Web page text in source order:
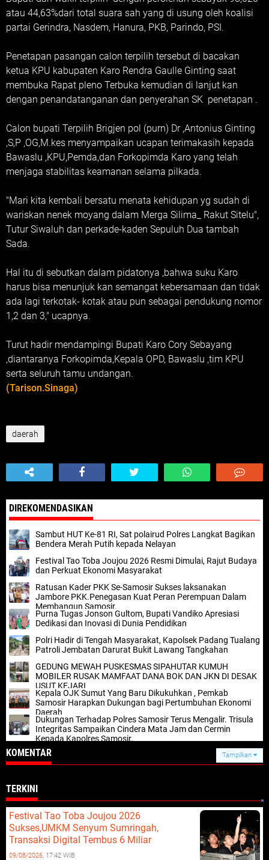
atau 44,63%dari total suara sah yang di usung oleh koalisi
partai Gerindra, Nasdem, Hanura, PKB, Parindo, PSI.
Penetapan pasangan calon terpilih tersebut di bacakan
ketua KPU kabupaten Karo Rendra Gaulle Ginting saat
membuka Rapat pleno Terbuka kemudian di lanjut kan
dengan penandatanganan dan penyerahan SK penetapan .
Calon bupati Terpilih Brigjen pol (purn) Dr ,Antonius Ginting
,S,P ,OG,M.kes menyampaikan ucapan terimakasih kepada
Bawaslu ,KPU,Pemda,dan Forkopimda Karo yang telah
menjaga stabilitas keamanan selama pilkada.
"Mari kita kembali bersatu menata kehidupan yg sudah di
wariskan nenek moyang dalam Merga Silima_ Rakut Sitelu",
Tutur Siwaluh dan perkade-kaden Sepuluh Dua tambah
Sada.
Hal itu di sebutkan dalam pidatonya ,bahwa suku Karo
harus bisa menunjuk kan semangat kebersamaan dan tidak
ada lagi terkotak- kotak atau pun sebagai pendukung nomor
1,2 dan 3," ucapnya.
Turut hadir mendampingi Bupati Karo Cory Sebayang
,diantaranya Forkopimda,Kepala OPD, Bawaslu ,tim KPU
serta seluruh tamu undangan.
(Tarison.Sinaga)
daerah
DIREKOMENDASIKAN
Sambut HUT Ke-81 RI, Sat polairud Polres Langkat Bagikan
Bendera Merah Putih kepada Nelayan
Festival Tao Toba Joujou 2026 Resmi Dimulai, Rajut Budaya
dan Perkuat Ekonomi Masyarakat
Ratusan Kader PKK Se-Samosir Sukses laksanakan
Jambore PKK.Penegasan Kuat Peran Perempuan Dalam
Membangun Samosir.
Purna Tugas Jonson Gultom, Bupati Vandiko Apresiasi
Dedikasi dan Inovasi di Dunia Pendidikan
Polri Hadir di Tengah Masyarakat, Kapolsek Padang Tualang
Patroli Jembatan Darurat Bukit Lawang Tangkahan
GEDUNG MEWAH PUSKESMAS SIPAHUTAR KUMUH
MOBILER RUSAK MAMFAAT DANA BOK DAN JKN DI DESAK
USUT KEJARI
Kepala OJK Sumut Yang Baru Dikukuhkan , Pemkab
Samosir Harapkan Dukungan bagi Pertumbuhan Ekonomi
Daerah
Dukungan Terhadap Polres Samosir Terus Mengalir. Trisula
Integritas Sampaikan Cindera Mata Jam dan Cermin
Kepada Kapolres Samosir.
KOMENTAR Tampilkan
TERKINI
Festival Tao Toba Joujou 2026
Sukses,UMKM Senyum Sumringah,
Transaksi Digital Tembus 6 Miliar
09/08/2026, 17:42 WIB